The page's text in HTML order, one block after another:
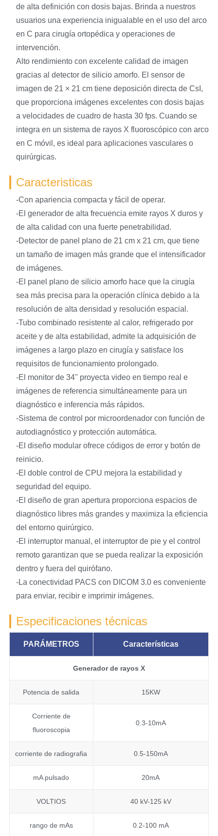
de alta definición con dosis bajas. Brinda a nuestros
usuarios una experiencia inigualable en el uso del arco
en C para cirugía ortopédica y operaciones de
intervención.
Alto rendimiento con excelente calidad de imagen
gracias al detector de silicio amorfo. El sensor de
imagen de 21 × 21 cm tiene deposición directa de CsI,
que proporciona imágenes excelentes con dosis bajas
a velocidades de cuadro de hasta 30 fps. Cuando se
integra en un sistema de rayos X fluoroscópico con arco
en C móvil, es ideal para aplicaciones vasculares o
quirúrgicas.
Caracteristicas
-Con apariencia compacta y fácil de operar.
-El generador de alta frecuencia emite rayos X duros y
de alta calidad con una fuerte penetrabilidad.
-Detector de panel plano de 21 cm x 21 cm, que tiene
un tamaño de imagen más grande que el intensificador
de imágenes.
-El panel plano de silicio amorfo hace que la cirugía
sea más precisa para la operación clínica debido a la
resolución de alta densidad y resolución espacial.
-Tubo combinado resistente al calor, refrigerado por
aceite y de alta estabilidad, admite la adquisición de
imágenes a largo plazo en cirugía y satisface los
requisitos de funcionamiento prolongado.
-El monitor de 34'' proyecta video en tiempo real e
imágenes de referencia simultáneamente para un
diagnóstico e inferencia más rápidos.
-Sistema de control por microordenador con función de
autodiagnóstico y protección automática.
-El diseño modular ofrece códigos de error y botón de
reinicio.
-El doble control de CPU mejora la estabilidad y
seguridad del equipo.
-El diseño de gran apertura proporciona espacios de
diagnóstico libres más grandes y maximiza la eficiencia
del entorno quirúrgico.
-El interruptor manual, el interruptor de pie y el control
remoto garantizan que se pueda realizar la exposición
dentro y fuera del quirófano.
-La conectividad PACS con DICOM 3.0 es conveniente
para enviar, recibir e imprimir imágenes.
Especificaciones técnicas
PARÁMETROS Características
Generador de rayos X
Potencia de salida 15KW
Corriente de
fluoroscopia
0.3-10mA
corriente de radiografia 0.5-150mA
mA pulsado 20mA
VOLTIOS 40 kV-125 kV
rango de mAs 0.2-100 mA